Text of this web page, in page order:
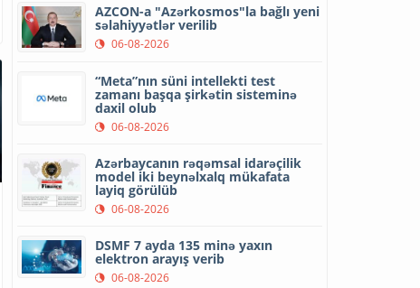
AZCON-a "Azərkosmos"la bağlı yeni
səlahiyyətlər verilib
06-08-2026
“Meta”nın süni intellekti test
zamanı başqa şirkətin sisteminə
daxil olub
06-08-2026
Azərbaycanın rəqəmsal idarəçilik
model iki beynəlxalq mükafata
layiq görülüb
06-08-2026
DSMF 7 ayda 135 minə yaxın
elektron arayış verib
06-08-2026